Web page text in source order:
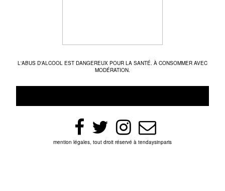
L'ABUS D'ALCOOL EST DANGEREUX POUR LA SANTÉ. À CONSOMMER AVEC
MODÉRATION.
mention légales, tout droit réservé à tendaysinparis